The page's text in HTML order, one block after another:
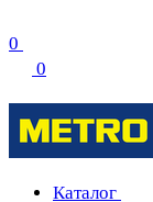
0
0
Каталог